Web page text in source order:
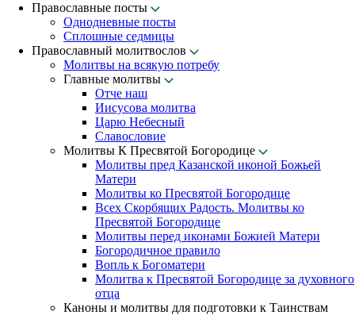
Православные посты
Однодневные посты
Сплошные седмицы
Православный молитвослов
Молитвы на всякую потребу
Главные молитвы
Отче наш
Иисусова молитва
Царю Небесный
Славословие
Молитвы К Пресвятой Богородице
Молитвы пред Казанской иконой Божьей
Матери
Молитвы ко Пресвятой Богородице
Всех Скорбящих Радость. Молитвы ко
Пресвятой Богородице
Молитвы перед иконами Божией Матери
Богородичное правило
Вопль к Богоматери
Молитва к Пресвятой Богородице за духовного
отца
Каноны и молитвы для подготовки к Таинствам